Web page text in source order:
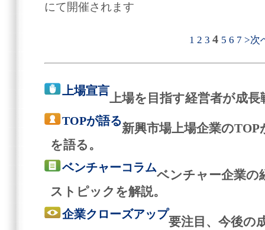
にて開催されます
1 2 3 4 5 6 7 >次
上場宣言
上場を目指す経営者が成
TOPが語る
新興市場上場企業の
を語る。
ベンチャーコラム
ベンチャー企業の
ストピックを解説。
企業クローズアップ
要注目、今後の